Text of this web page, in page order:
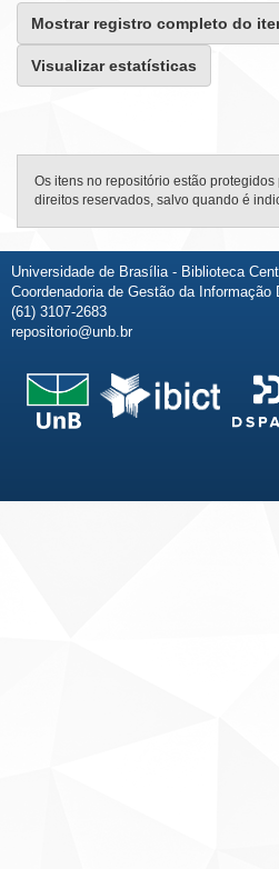
Mostrar registro completo do
Visualizar estatísticas
Os itens no repositório estão
direitos reservados, salvo quando é
Universidade de Brasília - Biblioteca
Coordenadoria de Gestão da Informação
(61) 3107-2683
repositorio@unb.br